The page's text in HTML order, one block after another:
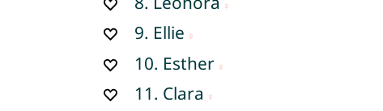
9. Ellie
10. Esther
11. Clara